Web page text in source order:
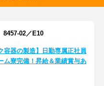
02／E10
容器の製造】日勤専属正社員
寮完備！昇給＆業績賞与あ